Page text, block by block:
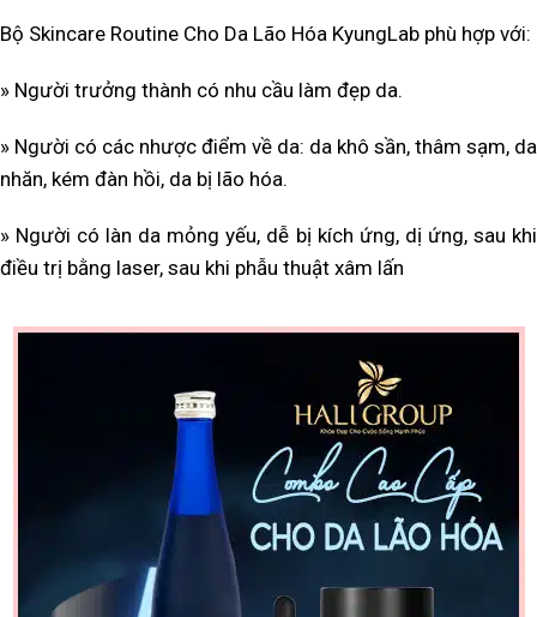
Bộ Skincare Routine Cho Da Lão Hóa KyungLab phù hợp với:
» Người trưởng thành có nhu cầu làm đẹp da.
» Người có các nhược điểm về da: da khô sần, thâm sạm, da
nhăn, kém đàn hồi, da bị lão hóa.
» Người có làn da mỏng yếu, dễ bị kích ứng, dị ứng, sau khi
điều trị bằng laser, sau khi phẫu thuật xâm lấn